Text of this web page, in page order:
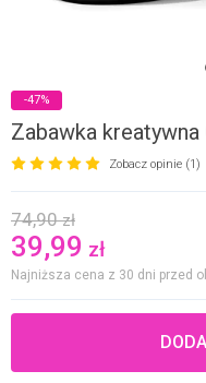
Zabawka
Zobacz opinie (1)
74,90zł
39,99 zł
Najniższa cena z 30 dni przed
-47%